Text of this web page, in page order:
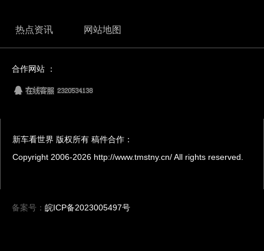
热点资讯 网站地图
合作网站 ：
新车看世界 版权所有 稿件合作：
Copyright 2006-2026 http://www.tmstny.cn/ All rights reserved.
备案号： 皖ICP备2023005497号